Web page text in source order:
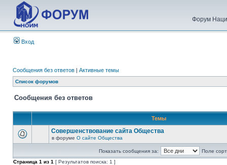
Форум
Вход
Сообщения без ответов | Активные темы
Список форумов
Сообщения без ответов
Темы
Совершенствование сайта Общества
в форуме О сайте Общества
Показать сообщения за:
Поле
Страница 1 из 1 [ Результатов поиска: 1 ]